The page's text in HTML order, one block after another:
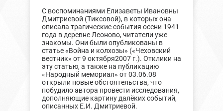
С воспоминаниями Елизаветы Ивановны
Дмитриевой (Тиксовой), в которых она
описала трагические события осени 1941
года в деревне Леоново, читатели уже
знакомы. Они были опубликованы в
статье «Война и колхозы» («Чеховский
вестник» от 9 октября2007 г.). Отклики на
эту статью, а также на публикацию
«Народный мемориал» от 03.06.08
открыли новые обстоятельства, что
побудило автора провести исследования,
дополняющие картину далёких событий,
описанных Е.И. Дмитриевой.